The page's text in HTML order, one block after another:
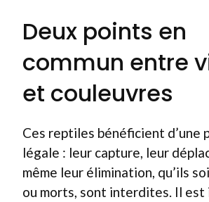
Deux points en
commun entre
et couleuvres
Ces reptiles bénéficient d’une
légale : leur capture, leur
même leur élimination, qu’ils
ou morts, sont interdites. Il est